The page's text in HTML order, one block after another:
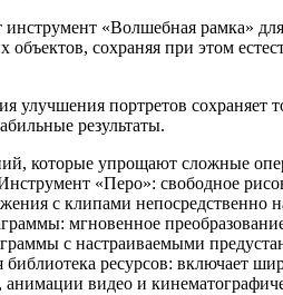
«Волшебная рамка»
сохраняя при этом
портретов сохраняет
результаты.
которые упрощают сложные
«Перо»: свободное
с клипами непосредственно
мгновенное
с настраиваемыми
ресурсов: включает
видео и